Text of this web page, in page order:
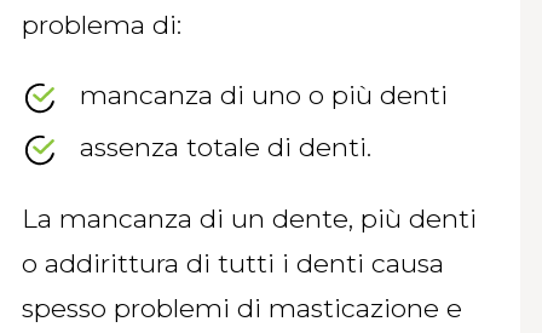
problema di:
mancanza di uno o più denti
assenza totale di denti.
La mancanza di un dente, più denti
o addirittura di tutti i denti causa
spesso problemi di masticazione e